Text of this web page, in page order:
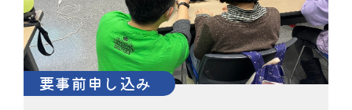
要事前申し込み